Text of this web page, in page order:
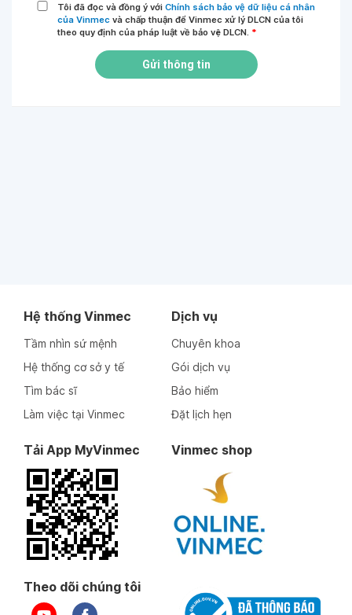
Tôi đã đọc và đồng ý với Chính sách bảo vệ dữ liệu cá nhân
của Vinmec và chấp thuận để Vinmec xử lý DLCN của tôi
theo quy định của pháp luật về bảo vệ DLCN. *
Gửi thông tin
Hệ thống Vinmec
Tầm nhìn sứ mệnh
Hệ thống cơ sở y tế
Tìm bác sĩ
Làm việc tại Vinmec
Dịch vụ
Chuyên khoa
Gói dịch vụ
Bảo hiểm
Đặt lịch hẹn
Tải App MyVinmec Vinmec shop
Theo dõi chúng tôi